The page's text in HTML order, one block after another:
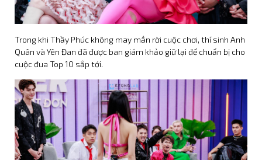
Trong khi Thầy Phúc không may mắn rời cuộc chơi, thí sinh Anh
Quân và Yên Đan đã được ban giám khảo giữ lại để chuẩn bị cho
cuộc đua Top 10 sắp tới.
Cộng đồng người hâm
mộ gửi foodtruck tiếp
sức Đỗ Nhật Hoàng ngày
khai máy dự án Yêu Sai
Yêu Lại!
Xuân Phúc giới thiệu vai
phim điện ảnh "Nghỉ Hè
Sợ Nghỉ Hưu"
Steven Nguyễn cùng
đồng đội chinh phục thử
thách "Lò Đào Tạo Thủ
Lĩnh" của Running Man
Vietnam